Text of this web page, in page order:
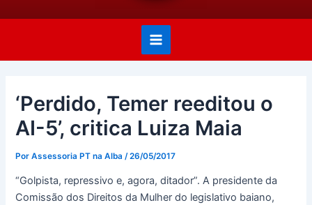
‘Perdido, Temer reeditou o
AI-5’, critica Luiza Maia
PorAssessoria PT na Alba/26/05/2017
“Golpista, repressivo e, agora, ditador”. A presidente da
Comissão dos Direitos da Mulher do legislativo baiano,